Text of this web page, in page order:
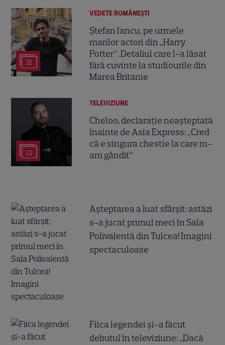
21
VEDETE ROMÂNEŞTI
Ștefan Iancu, pe urmele
marilor actori din „Harry
Potter”. Detaliul care l-a lăsat
fără cuvinte la studiourile din
Marea Britanie
12
TELEVIZIUNE
Cheloo, declarație neașteptată
înainte de Asia Express: „Cred
că e singura chestie la care m-
am gândit”
Așteptarea a luat sfârșit: astăzi
s-a jucat primul meci în Sala
Polivalentă din Tulcea! Imagini
spectaculoase
Fiica legendei și-a făcut
debutul în televiziune: „Dacă